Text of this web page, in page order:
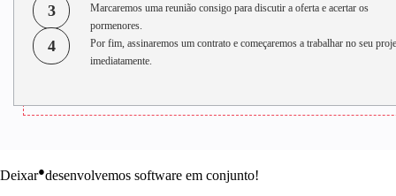
3
Marcaremos uma reunião consigo para discutir a oferta e acertar os
pormenores.
4
Por fim, assinaremos um contrato e começaremos a trabalhar no seu
imediatamente.
Deixar●desenvolvemos software em conjunto!